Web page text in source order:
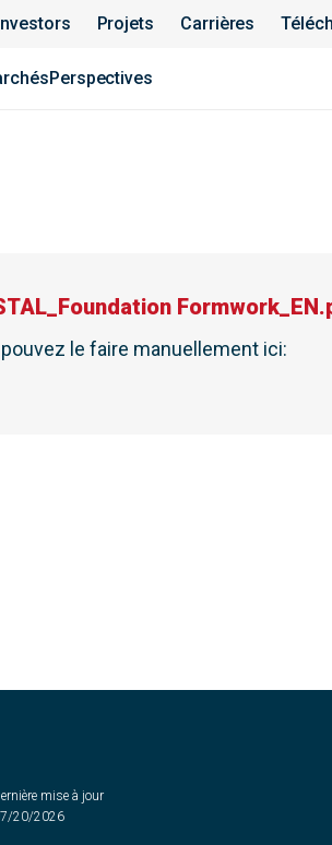
Projets Carrières
Perspectives
le faire manuellement ici:
mise à jour
20/2026